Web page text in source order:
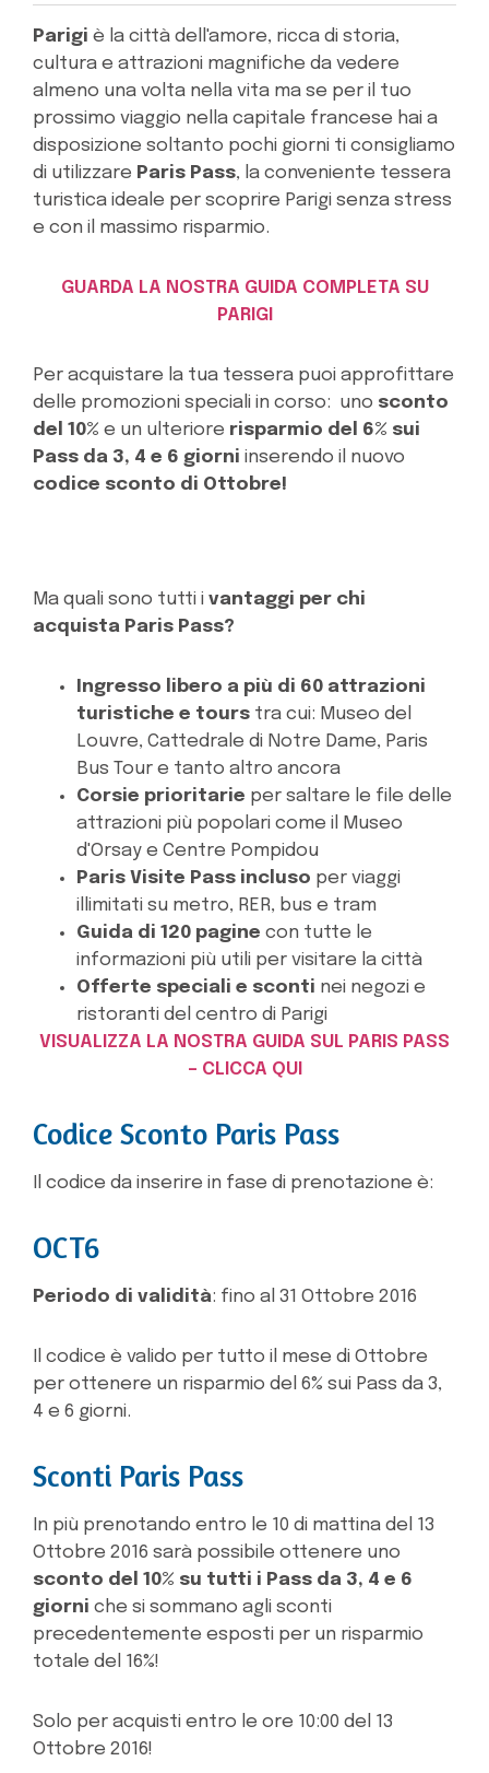
Parigi è la città dell'amore, ricca di storia,
cultura e attrazioni magnifiche da vedere
almeno una volta nella vita ma se per il tuo
prossimo viaggio nella capitale francese hai a
disposizione soltanto pochi giorni ti consigliamo
di utilizzare Paris Pass, la conveniente tessera
turistica ideale per scoprire Parigi senza stress
e con il massimo risparmio.
GUARDA LA NOSTRA GUIDA COMPLETA SU
PARIGI
Per acquistare la tua tessera puoi approfittare
delle promozioni speciali in corso: uno sconto
del 10% e un ulteriore risparmio del 6% sui
Pass da 3, 4 e 6 giorni inserendo il nuovo
codice sconto di Ottobre!
Ma quali sono tutti i vantaggi per chi
acquista Paris Pass?
Ingresso libero a più di 60 attrazioni
turistiche e tours tra cui: Museo del
Louvre, Cattedrale di Notre Dame, Paris
Bus Tour e tanto altro ancora
Corsie prioritarie per saltare le file delle
attrazioni più popolari come il Museo
d'Orsay e Centre Pompidou
Paris Visite Pass incluso per viaggi
illimitati su metro, RER, bus e tram
Guida di 120 pagine con tutte le
informazioni più utili per visitare la città
Offerte speciali e sconti nei negozi e
ristoranti del centro di Parigi
VISUALIZZA LA NOSTRA GUIDA SUL PARIS PASS
– CLICCA QUI
Codice Sconto Paris Pass
Il codice da inserire in fase di prenotazione è:
OCT6
Periodo di validità: fino al 31 Ottobre 2016
Il codice è valido per tutto il mese di Ottobre
per ottenere un risparmio del 6% sui Pass da 3,
4 e 6 giorni.
Sconti Paris Pass
In più prenotando entro le 10 di mattina del 13
Ottobre 2016 sarà possibile ottenere uno
sconto del 10% su tutti i Pass da 3, 4 e 6
giorni che si sommano agli sconti
precedentemente esposti per un risparmio
totale del 16%!
Solo per acquisti entro le ore 10:00 del 13
Ottobre 2016!